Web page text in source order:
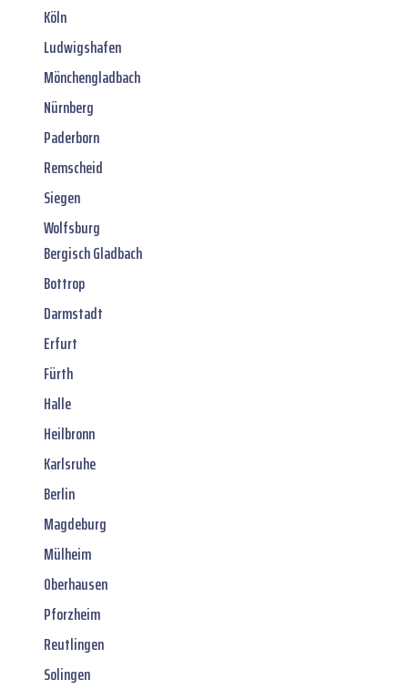
Köln
Ludwigshafen
Mönchengladbach
Nürnberg
Paderborn
Remscheid
Siegen
Wolfsburg
Bergisch Gladbach
Bottrop
Darmstadt
Erfurt
Fürth
Halle
Heilbronn
Karlsruhe
Berlin
Magdeburg
Mülheim
Oberhausen
Pforzheim
Reutlingen
Solingen